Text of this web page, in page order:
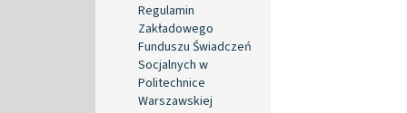
Regulamin
Zakładowego
Funduszu Świadczeń
Socjalnych w
Politechnice
Warszawskiej